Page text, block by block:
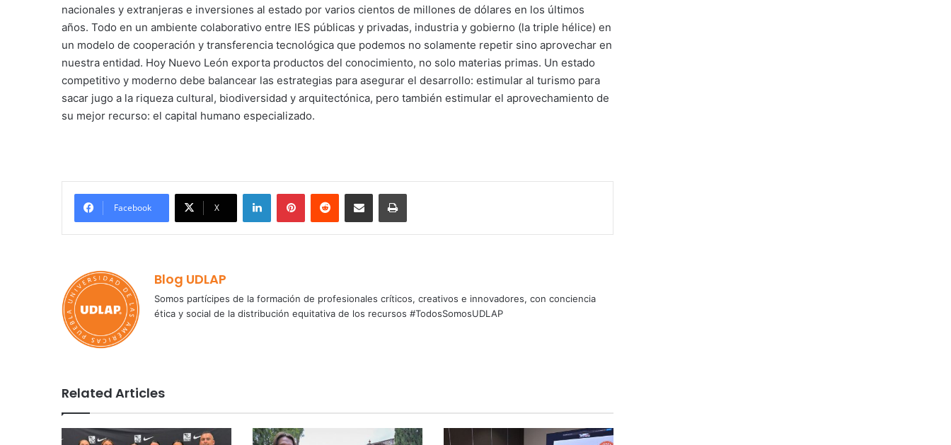
nacionales y extranjeras e inversiones al estado por varios cientos de millones de dólares en los últimos
años. Todo en un ambiente colaborativo entre IES públicas y privadas, industria y gobierno (la triple hélice) en
un modelo de cooperación y transferencia tecnológica que podemos no solamente repetir sino aprovechar en
nuestra entidad. Hoy Nuevo León exporta productos del conocimiento, no solo materias primas. Un estado
competitivo y moderno debe balancear las estrategias para asegurar el desarrollo: estimular al turismo para
sacar jugo a la riqueza cultural, biodiversidad y arquitectónica, pero también estimular el aprovechamiento de
su mejor recurso: el capital humano especializado.
Facebook X
LinkedInPinterestReddit Share via Email Print
Blog UDLAP
Somos partícipes de la formación de profesionales críticos, creativos e innovadores, con conciencia
ética y social de la distribución equitativa de los recursos #TodosSomosUDLAP
Related Articles